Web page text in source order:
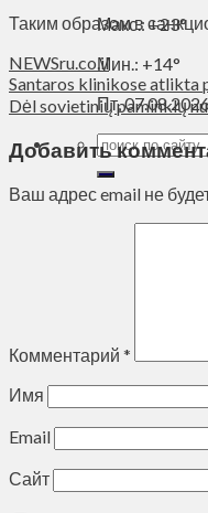
Макс.:+23°
Мин.: +14°
Пт,
Таким образом в
NEWSru.co.il
Santaros klinikose atlikta
Dėl sovietinių paminklų
Добавить
Ваш адрес email не
Комментарий *
Имя
Email
Сайт